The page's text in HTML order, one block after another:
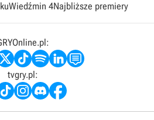
Wiedźmin 4Najbliższe premiery
tvgry.pl: